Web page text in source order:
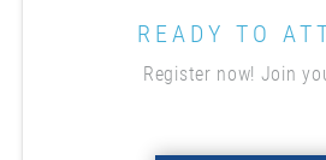
READY TO
Register now! Join